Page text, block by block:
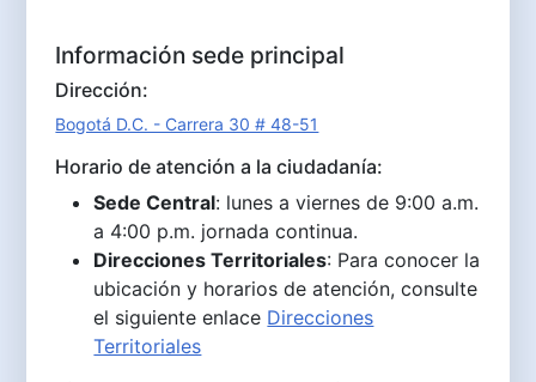
Información sede principal
Dirección:
Bogotá D.C. - Carrera 30 # 48-51
Horario de atención a la ciudadanía:
Sede Central: lunes a viernes de 9:00 a.m.
a 4:00 p.m. jornada continua.
Direcciones Territoriales: Para conocer la
ubicación y horarios de atención, consulte
el siguiente enlace Direcciones
Territoriales